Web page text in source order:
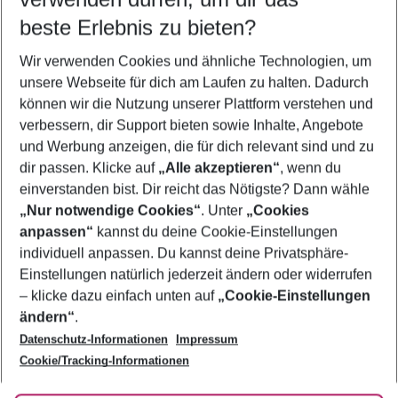
5-8 Nächte
2 Erwachsene Keine Kinder
Mehr Filter anzeigen
Footer
Footer navigation
Über uns
AGB
Bestpreisgarantie
Cookie-Einstellungen ändern
Cookie-Richtlinie
Agenturbetreuung
Barrierefreies Reisen
Folge uns
beste Erlebnis zu bieten?
Wir verwenden Cookies und ähnliche Technologien, um
unsere Webseite für dich am Laufen zu halten. Dadurch
können wir die Nutzung unserer Plattform verstehen und
verbessern, dir Support bieten sowie Inhalte, Angebote
und Werbung anzeigen, die für dich relevant sind und zu
dir passen. Klicke auf „Alle akzeptieren“, wenn du
einverstanden bist. Dir reicht das Nötigste? Dann wähle
„Nur notwendige Cookies“. Unter „Cookies
anpassen“ kannst du deine Cookie-Einstellungen
individuell anpassen. Du kannst deine Privatsphäre-
Einstellungen natürlich jederzeit ändern oder widerrufen
– klicke dazu einfach unten auf „Cookie-Einstellungen
ändern“.
Datenschutz-Informationen
Impressum
Cookie/Tracking-Informationen